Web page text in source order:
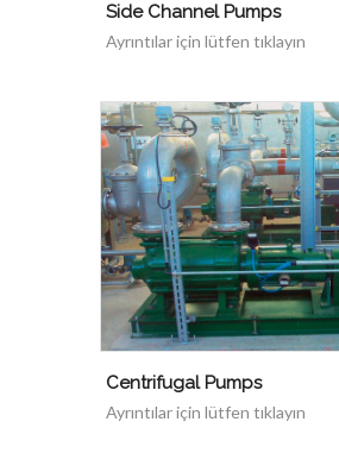
Side Channel Pumps
Ayrıntılar için lütfen tıklayın
Centrifugal Pumps
Ayrıntılar için lütfen tıklayın